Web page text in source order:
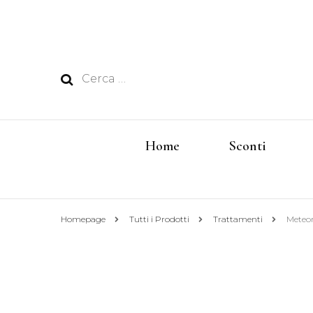
Ricerca
Home Sconti
Homepage Tutti i Prodotti Trattamenti